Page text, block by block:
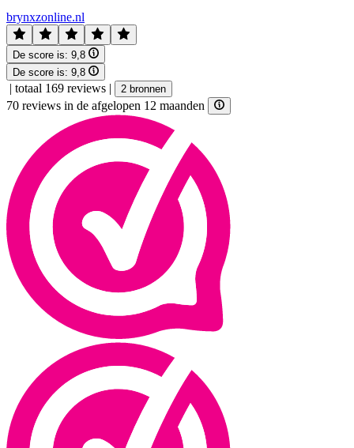
brynxzonline.nl
De score is: 9,8
De score is: 9,8
| totaal 169 reviews | 2 bronnen
70 reviews in de afgelopen 12 maanden